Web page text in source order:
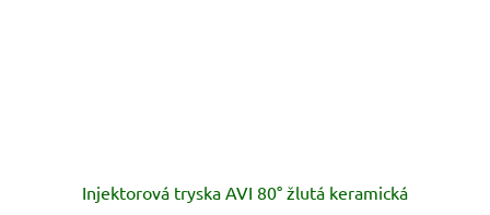
Injektorová tryska AVI 80° žlutá keramická